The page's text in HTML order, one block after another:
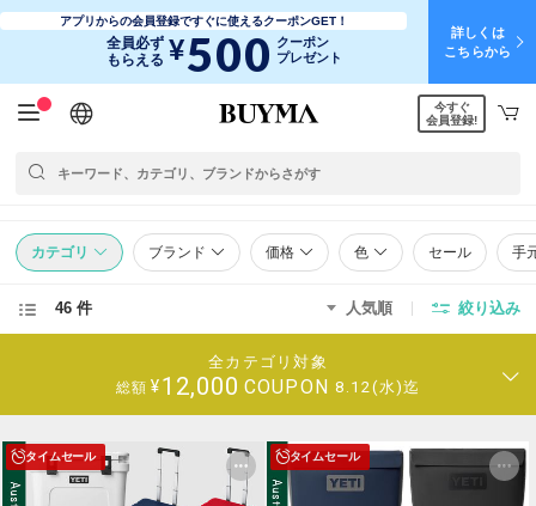
アプリからの会員登録ですぐに使えるクーポンGET！
全員必ず
もらえる ¥500 クーポン
プレゼント
詳しくは
こちらから
日本語
English
简体中文
繁體中文
今すぐ
会員登録!
カテゴリ ブランド 価格 色 セール 手
46 件 人気順 絞り込み
全カテゴリ対象
総額 ¥12,000 COUPON 8.12(水)迄
タイムセール タイムセール